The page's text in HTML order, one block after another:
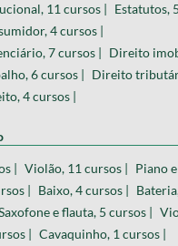
11 cursos | Estatutos,
4 cursos |
7 cursos | Direito
6 cursos | Direito
4 cursos |
| Violão, 11 cursos | Piano
| Baixo, 4 cursos |
e flauta, 5 cursos |
| Cavaquinho, 1 cursos |